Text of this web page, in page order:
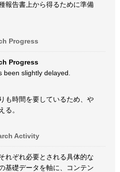
報告書上から得るために準備
Progress
Progress
slightly delayed.
も時間を要しているため、や
る。
Activity
れぞれ必要とされる具体的な
基礎データを軸に、コンテン